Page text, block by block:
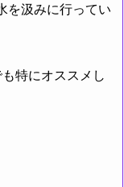
を汲みに行ってい
特にオススメし